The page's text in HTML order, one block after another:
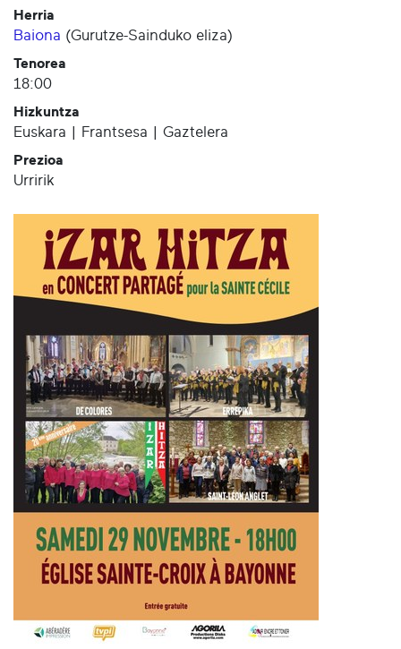
Herria
Baiona (Gurutze-Sainduko eliza)
Tenorea
18:00
Hizkuntza
Euskara | Frantsesa | Gaztelera
Prezioa
Urririk